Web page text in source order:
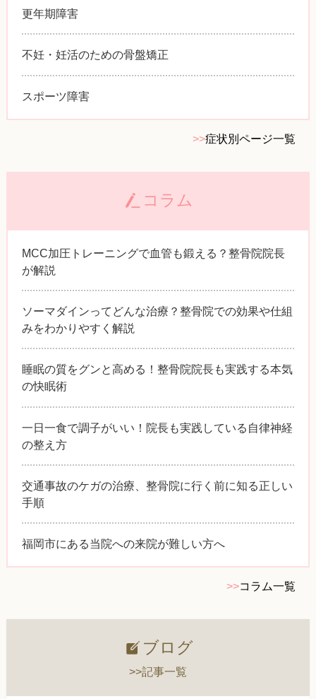
更年期障害
不妊・妊活のための骨盤矯正
スポーツ障害
>>症状別ページ一覧
コラム
MCC加圧トレーニングで血管も鍛える？整骨院院長
が解説
ソーマダインってどんな治療？整骨院での効果や仕組
みをわかりやすく解説
睡眠の質をグンと高める！整骨院院長も実践する本気
の快眠術
一日一食で調子がいい！院長も実践している自律神経
の整え方
交通事故のケガの治療、整骨院に行く前に知る正しい
手順
福岡市にある当院への来院が難しい方へ
>>コラム一覧
ブログ
>>記事一覧